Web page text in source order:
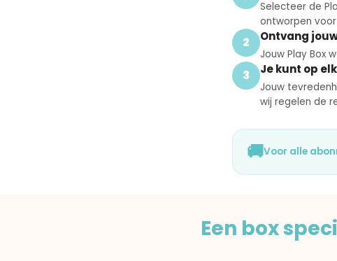
Selecteer de
ontworpen
2 Ontvang
Jouw Play Box
3 Je kunt op
Jouw
wij regelen de
🚚Voor alle
Een box